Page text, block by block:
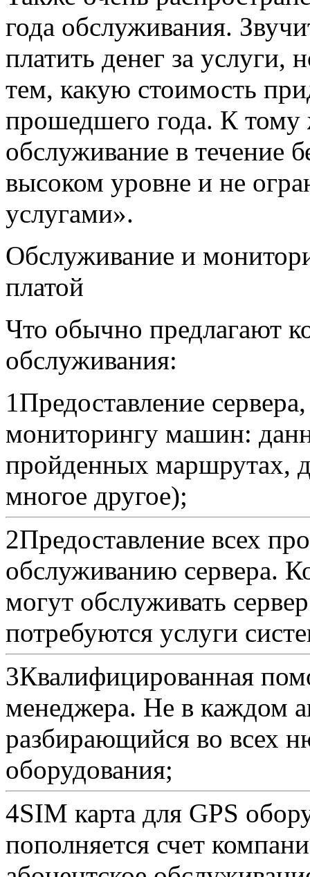
года обслуживания.
платить денег за услуги,
тем, какую стоимость
прошедшего года. К тому
обслуживание в течение
высоком уровне и не
услугами».
Обслуживание и
платой
Что обычно предлагают
обслуживания:
1Предоставление
мониторингу машин:
пройденных маршрутах,
многое другое);
2Предоставление всех
обслуживанию сервера.
могут обслуживать
потребуются услуги
3Квалифицированная
менеджера. Не в каждом
разбирающийся во всех
оборудования;
4SIM карта для GPS
пополняется счет